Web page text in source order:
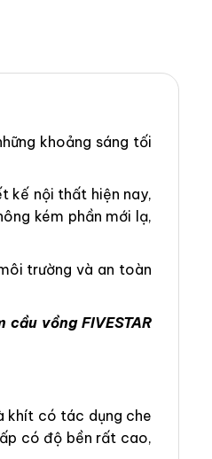
khoảng sáng tối
kế nội thất hiện nay,
kém phần mới lạ,
trường và an toàn
vồng FIVESTAR
khít có tác dụng che
có độ bền rất cao,